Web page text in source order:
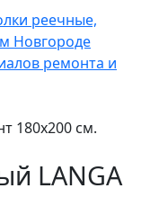
реечные,
Новгороде
ремонта и
180х200 см.
LANGA